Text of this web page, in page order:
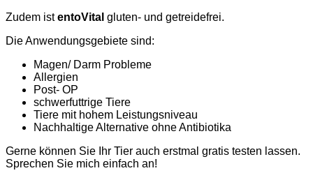
Zudem istentoVital gluten- und getreidefrei.
Die Anwendungsgebiete sind:
Magen/ Darm Probleme
Allergien
Post- OP
schwerfuttrige Tiere
Tiere mit hohem Leistungsniveau
Nachhaltige Alternative ohne Antibiotika
Gerne können Sie Ihr Tier auch erstmal gratis testen lassen.
Sprechen Sie mich einfach an!